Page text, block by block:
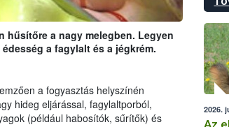
hűsítőre a nagy melegben. Legyen
a fagylalt és a jégkrém.
a fogyasztás helyszínén
hideg eljárással, fagylaltporból,
(például habosítók, sűrítők) és
15.
2026.
Az